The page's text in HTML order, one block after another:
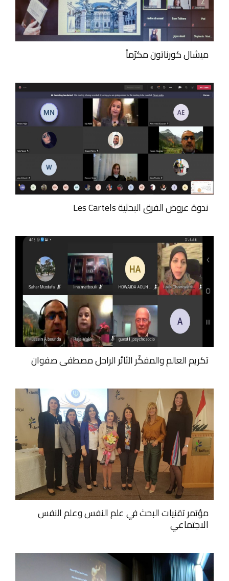
ميشال كورناتون مكرّماً
ندوة عروض الفرق البحثية Les Cartels
تكريم العالم والمفكّر الثائر الراحل مصطفى صفوان
مؤتمر تقنيات البحث في علم النفس وعلم النفس
الاجتماعي